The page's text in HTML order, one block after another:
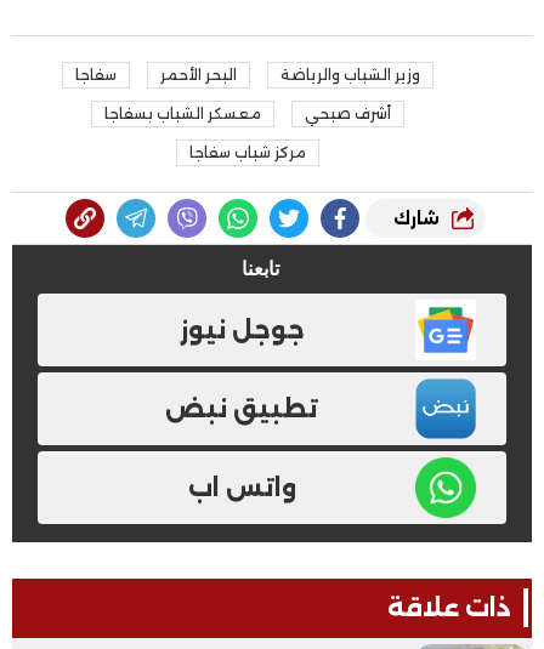
وزير الشباب والرياضة البحر الأحمر سفاجا
أشرف صبحي معسكر الشباب بسفاجا
مركز شباب سفاجا
شارك
تابعنا
جوجل نيوز
تطبيق نبض
واتس اب
ذات علاقة